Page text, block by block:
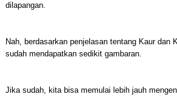
dilapangan.
Nah, berdasarkan penjelasan tentang Kaur dan
sudah mendapatkan sedikit gambaran.
Jika sudah, kita bisa memulai lebih jauh